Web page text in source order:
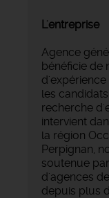
L'entreprise
Agence
bénéficie de
les
recherche
intervient
la région
Perpignan,
soutenue
d'agences
depuis plus